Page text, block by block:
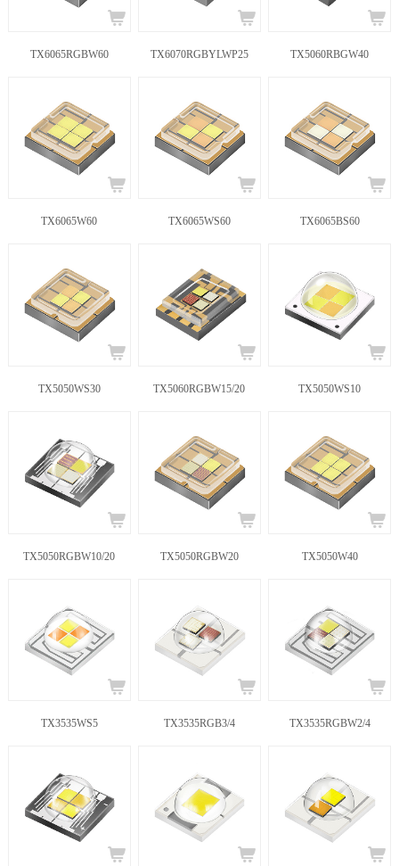
TX6065RGBW60 TX6070RGBYLWP25 TX5060RBGW40
TX6065W60 TX6065WS60 TX6065BS60
TX5050WS30 TX5060RGBW15/20 TX5050WS10
TX5050RGBW10/20 TX5050RGBW20 TX5050W40
TX3535WS5 TX3535RGB3/4 TX3535RGBW2/4